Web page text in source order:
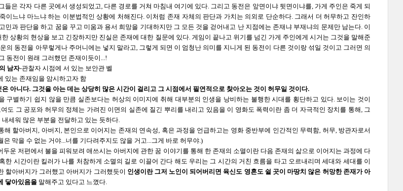
들은 각자 다른 곳에서 생성되었고, 다른 경로를 거쳐 마침내 여기에 있다. 그리고 동전은 앞면이냐 뒷면이냐를, 가게 주인은 죽게 되
이느냐 마느냐 하는 이분법적인 상황에 처해진다. 이처럼 존재 자체의 판단과 가치는 의외로 단순하다. 그래서 더 허무하고 잔인하
민과 판단을 하고 꿈을 꾸고 미움과 용서 희망을 기대하지만 그 모든 것을 걷어내고 난 지점에는 존재냐 부재냐의 문제만 남는다. 이
상황의 현상을 보고 긴장하지만 진실은 존재에 대한 질문에 있다. 게임이 끝나고 위기를 넘긴 가게 주인에게 시거는 그것을 말해준
의 동전을 아무렇게나 주머니에는 넣지 말라고, 그렇게 되면 이 엄청난 의미를 지니게 된 동전이 다른 것이랑 섞일 것이고 그러면 의
동전이 원래 그러했던 존재이듯이...!
남자-관찰자 시점에 서 있는 보안관 벨
있는 존재임을 암시하고자 함
아니다. 그것을 아는 데는 상당히 많은 시간이 걸리고 그 시점에서 필연적으로 찾아오는 것이 허무일 것이다.
구별하기 쉽지 않을 만큼 실존보다는 허상의 이미지에 취해 대부분의 인생을 낭비하는 불행한 시대를 횡단하고 있다. 보이는 것이
도 그 공포와 허무의 정체는 가려진 이면의 실존에 질긴 뿌리를 내리고 있음을 이 영화도 폭력이란 좀 더 자극적인 장치를 통해, 그
세워 많은 부분을 전달하고 있는 듯하다.
해 할아버지, 아버지, 본인으로 이어지는 존재의 연속성, 혹은 과정을 언급하고는 영화 중반부에 인간적인 무력함, 허무, 방관자로서
은 막을 수 없는 거야...너를 기다려주지도 않을 거고...그게 바로 허무야.)
두운 저편에서 불을 피워보려 애쓰시는 아버지에 관한 꿈 이야기를 통해 한 존재의 소멸이란 다음 존재의 삶으로 이어지는 과정에 다
한 시간이란 킬러가 나를 처참하게 소멸의 길로 이끌어 간다 해도 우리는 그 시간의 거친 흐름을 타고 오르내리며 세대와 세대를 이
할아버지가 그러했고 아버지가 그러했듯이 인생이란 그저 노인이 되어버리면 육신도 영혼도 쉴 곳이 마땅치 않은 허망한 존재가 아
닿아있음을 말해주고 있다고 느꼈다.